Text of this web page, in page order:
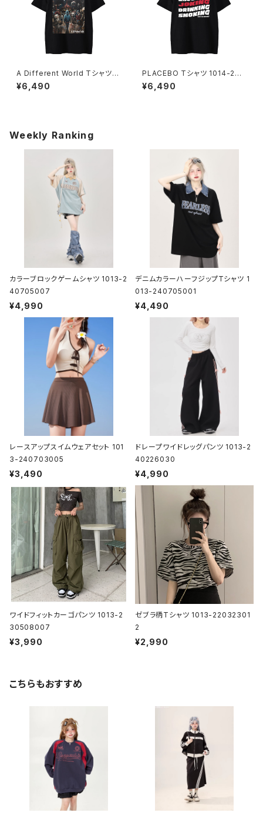
A Different World Tシャツ 1
014-230221222
¥6,490
PLACEBO Tシャツ 1014-230
221209
¥6,490
Weekly Ranking
カラーブロックゲームシャツ 1013-2
40705007
¥4,990
デニムカラーハーフジップTシャツ 1
013-240705001
¥4,490
レースアップスイムウェアセット 101
3-240703005
¥3,490
ドレープワイドレッグパンツ 1013-2
40226030
¥4,990
ワイドフィットカーゴパンツ 1013-2
30508007
¥3,990
ゼブラ柄Tシャツ 1013-22032301
2
¥2,990
こちらもおすすめ